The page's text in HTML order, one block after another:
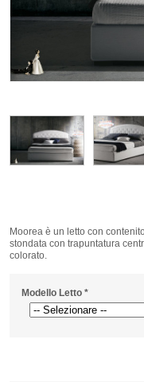
Moorea è un letto con
stondata con trapuntatura
colorato.
Modello Letto *